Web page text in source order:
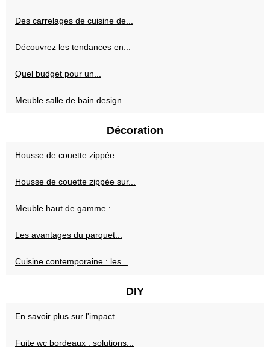
Des carrelages de cuisine de...
Découvrez les tendances en...
Quel budget pour un...
Meuble salle de bain design...
Décoration
Housse de couette zippée :...
Housse de couette zippée sur...
Meuble haut de gamme :...
Les avantages du parquet...
Cuisine contemporaine : les...
DIY
En savoir plus sur l'impact...
Fuite wc bordeaux : solutions...